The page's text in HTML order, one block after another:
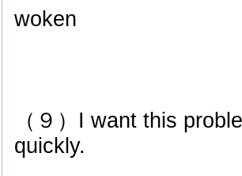
woken
（９）I want this
quickly.